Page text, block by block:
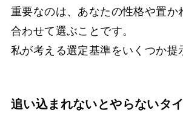
重要なのは、あなたの性格や置か
合わせて選ぶことです。
私が考える選定基準をいくつか提
追い込まれないとやらないタ